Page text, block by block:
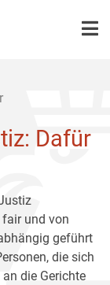
Dafür
und von
geführt
die sich
die Gerichte